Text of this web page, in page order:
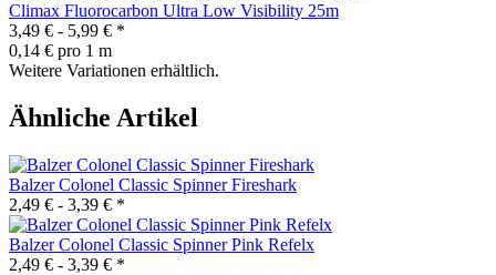
Climax Fluorocarbon Ultra Low Visibility 25m
3,49 € - 5,99 € *
0,14 € pro 1 m
Weitere Variationen erhältlich.
Ähnliche Artikel
Balzer Colonel Classic Spinner Fireshark
2,49 € - 3,39 € *
Balzer Colonel Classic Spinner Pink Refelx
2,49 € - 3,39 € *